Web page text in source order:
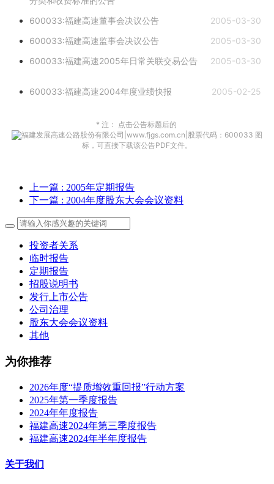
2005-03-30
600033:福建高速董事会决议公告
2005-03-30
600033:福建高速监事会决议公告
2005-03-30
600033:福建高速2005年日常关联交易公告
2005-02-25
600033:福建高速2004年度业绩快报
* 注： 点击公告标题后的
图
标，可直接下载该公告PDF文件。
上一篇 : 2005年定期报告
下一篇 : 2004年度股东大会会议资料
投资者关系
临时报告
定期报告
招股说明书
发行上市公告
公司治理
股东大会会议资料
其他
为你推荐
2026年度“提质增效重回报”行动方案
2025年第一季度报告
2024年年度报告
福建高速2024年第三季度报告
福建高速2024年半年度报告
关于我们